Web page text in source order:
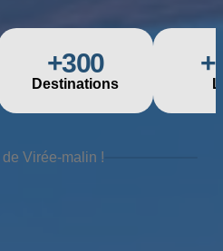
+300
Destinations
de Virée-malin !